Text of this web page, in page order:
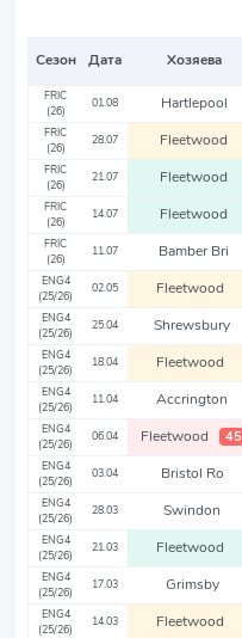
Сезон Дата Хозяева
FRIC
(26)
01.08 Hartlepool
FRIC
(26)
28.07 Fleetwood
FRIC
(26)
21.07 Fleetwood
FRIC
(26)
14.07 Fleetwood
FRIC
(26)
11.07 Bamber Bri
ENG4
(25/26)
02.05 Fleetwood
ENG4
(25/26)
25.04 Shrewsbury
ENG4
(25/26)
18.04 Fleetwood
ENG4
(25/26)
11.04 Accrington
ENG4
(25/26)
06.04 Fleetwood 45
ENG4
(25/26)
03.04 Bristol Ro
ENG4
(25/26)
28.03 Swindon
ENG4
(25/26)
21.03 Fleetwood
ENG4
(25/26)
17.03 Grimsby
ENG4
(25/26)
14.03 Fleetwood